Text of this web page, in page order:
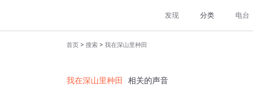
发现 分类 电台
首页 > 搜索 > 我在深山里种田
我在深山里种田 相关的声音